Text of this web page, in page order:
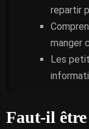
repartir
manger
Les
Faut-il